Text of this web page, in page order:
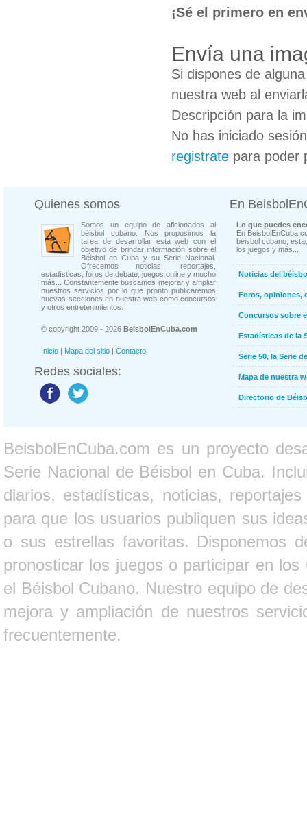
¡Sé el primero en
Envía una
Si dispones de
nuestra web al
Descripción para la
No has iniciado
registrate para poder
Quienes somos
Somos un equipo de aficionados al
béisbol cubano. Nos propusimos la
tarea de desarrollar esta web con el
objetivo de brindar información sobre el
Béisbol en Cuba y su Serie Nacional.
Ofrecemos noticias, reportajes,
estadísticas, foros de debate, juegos online y mucho
más... Constantemente buscamos mejorar y ampliar
nuestros servicios por lo que pronto publicaremos
nuevas secciones en nuestra web como concursos
y otros entretenimientos.
© copyright 2009 - 2026 BeisbolEnCuba.com
Inicio | Mapa del sitio | Contacto
Redes sociales:
En
Lo que puedes
En
béisbol cubano,
los juegos y más...
Noticias del
Foros, opiniones,
Concursos sobre
Estadísticas de la
Serie 50, la Serie
Mapa de nuestra
Directorio de
BeisbolEnCuba.com es un proyecto
Serie Nacional de Béisbol en Cuba.
diarios, estadísticas, noticias,
para que los usuarios publiquen sus
o sus estrellas favoritas. Disponemos
pronosticar los juegos o participar en
el Béisbol Cubano. Nuestro equipo de
mejora y ampliación de nuestros
frecuentemente.